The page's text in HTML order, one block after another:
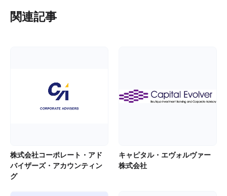
関連記事
株式会社コーポレート・アド
バイザーズ・アカウンティン
グ
キャピタル・エヴォルヴァー
株式会社